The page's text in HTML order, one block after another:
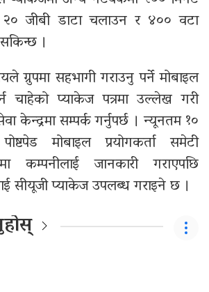
जीबी डाटा चलाउन र ४०० वटा
।
ग्रुपमा सहभागी गराउनु पर्ने मोबाइल
चाहेको प्याकेज पत्रमा उल्लेख गरी
केन्द्रमा सम्पर्क गर्नुपर्छ । न्यूनतम १०
मोबाइल प्रयोगकर्ता समेटी
कम्पनीलाई जानकारी गराएपछि
सीयूजी प्याकेज उपलब्ध गराइने छ ।